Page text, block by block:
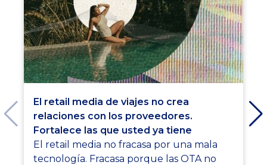
El retail media de viajes no crea
relaciones con los proveedores.
Fortalece las que usted ya tiene
El retail media no fracasa por una mala
tecnología. Fracasa porque las OTA no